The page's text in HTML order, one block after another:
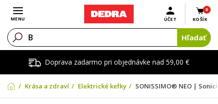
Doprava zadarmo pri objednávke nad 59,00 €
Otvoriť menu
MENU
0
KOŠÍK
ÚČET
Hľadať
Krása a zdraví Elektrické kefky SONISSIMO® NEO |